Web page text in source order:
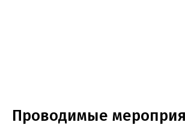
Проводимые